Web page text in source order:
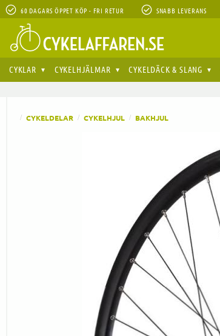
60 DAGARS ÖPPET KÖP - FRI RETUR SNABB LEVERANS
CYKLAR CYKELHJÄLMAR CYKELDÄCK & SLANG
CYKELDELAR CYKELHJUL BAKHJUL